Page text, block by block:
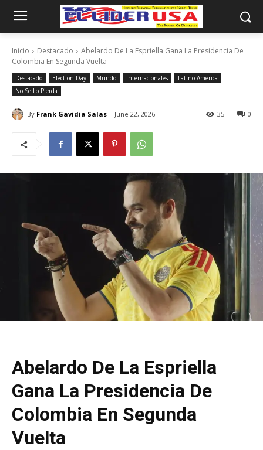
Inicio Destacado
Abelardo De La Espriella Gana La Presidencia De
Colombia En Segunda Vuelta
Destacado Election Day Mundo Internacionales
Latino America
No Se Lo Pierda
By Frank Gavidia Salas June 22, 2026 0
35
Abelardo De La Espriella
Gana La Presidencia De
Colombia En Segunda
Vuelta